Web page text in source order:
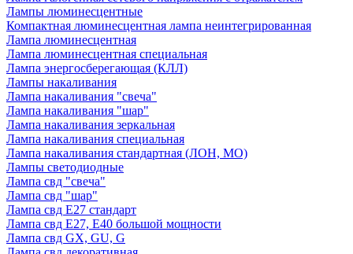
Лампы люминесцентные
Компактная люминесцентная лампа неинтегрированная
Лампа люминесцентная
Лампа люминесцентная специальная
Лампа энергосберегающая (КЛЛ)
Лампы накаливания
Лампа накаливания "свеча"
Лампа накаливания "шар"
Лампа накаливания зеркальная
Лампа накаливания специальная
Лампа накаливания стандартная (ЛОН, МО)
Лампы светодиодные
Лампа свд "свеча"
Лампа свд "шар"
Лампа свд E27 стандарт
Лампа свд E27, Е40 большой мощности
Лампа свд GX, GU, G